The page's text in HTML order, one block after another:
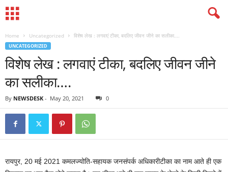
Home Uncategorized विशेष लेख : लगवाएं टीका, बदलिए जीवन जीने का सलीका….
UNCATEGORIZED
विशेष लेख : लगवाएं टीका, बदलिए जीवन जीने
का सलीका….
By NEWSDESK - May 20, 2021 0
रायपुर, 20 मई 2021 कमलज्योति-सहायक जनसंपर्क अधिकारीटीका का नाम आते ही एक